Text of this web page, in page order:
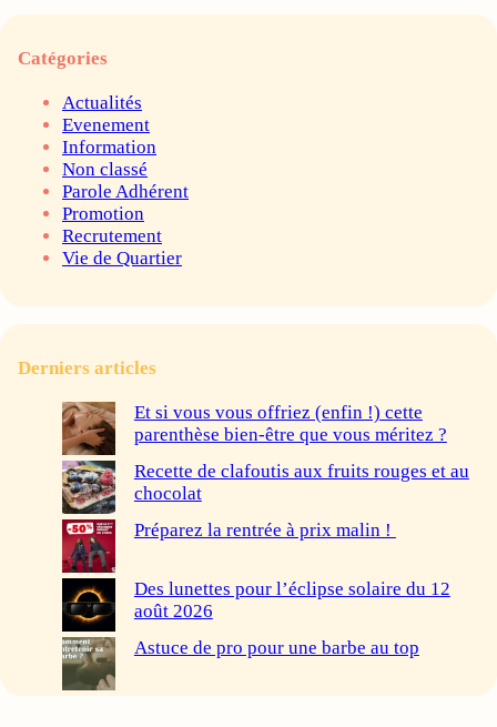
Catégories
Actualités
Evenement
Information
Non classé
Parole Adhérent
Promotion
Recrutement
Vie de Quartier
Derniers articles
Et si vous vous offriez (enfin !) cette
parenthèse bien-être que vous méritez ?
Recette de clafoutis aux fruits rouges et au
chocolat
Préparez la rentrée à prix malin !
Des lunettes pour l’éclipse solaire du 12
août 2026
Astuce de pro pour une barbe au top